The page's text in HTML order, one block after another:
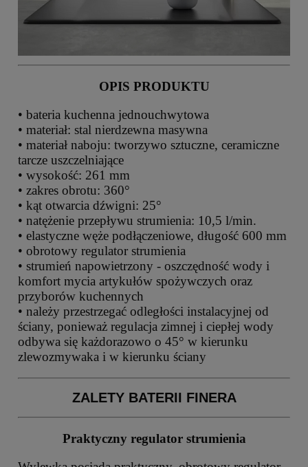
OPIS PRODUKTU
• bateria kuchenna jednouchwytowa
• materiał: stal nierdzewna masywna
• materiał naboju: tworzywo sztuczne, ceramiczne
tarcze uszczelniające
• wysokość: 261 mm
• zakres obrotu: 360°
• kąt otwarcia dźwigni: 25°
• natężenie przepływu strumienia: 10,5 l/min.
• elastyczne węże podłączeniowe, długość 600 mm
• obrotowy regulator strumienia
• strumień napowietrzony - oszczędność wody i
komfort mycia artykułów spożywczych oraz
przyborów kuchennych
• należy przestrzegać odległości instalacyjnej od
ściany, ponieważ regulacja zimnej i ciepłej wody
odbywa się każdorazowo o 45° w kierunku
zlewozmywaka i w kierunku ściany
ZALETY BATERII FINERA
Praktyczny regulator strumienia